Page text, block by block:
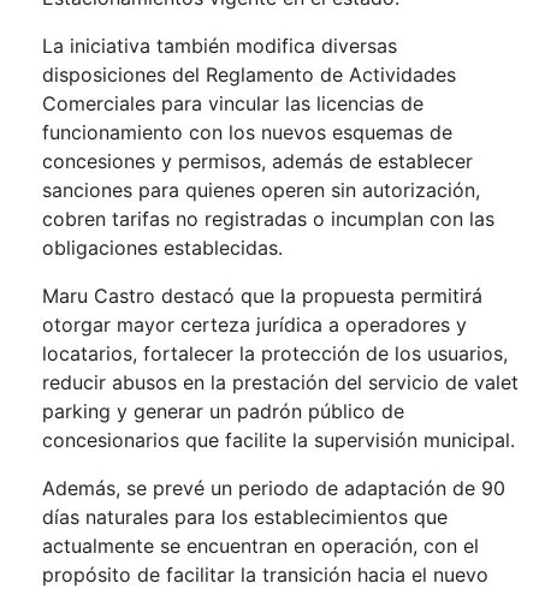
La iniciativa también modifica diversas
disposiciones del Reglamento de Actividades
Comerciales para vincular las licencias de
funcionamiento con los nuevos esquemas de
concesiones y permisos, además de establecer
sanciones para quienes operen sin autorización,
cobren tarifas no registradas o incumplan con las
obligaciones establecidas.
Maru Castro destacó que la propuesta permitirá
otorgar mayor certeza jurídica a operadores y
locatarios, fortalecer la protección de los usuarios,
reducir abusos en la prestación del servicio de valet
parking y generar un padrón público de
concesionarios que facilite la supervisión municipal.
Además, se prevé un periodo de adaptación de 90
días naturales para los establecimientos que
actualmente se encuentran en operación, con el
propósito de facilitar la transición hacia el nuevo